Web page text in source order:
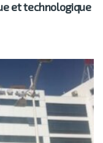
et technologique